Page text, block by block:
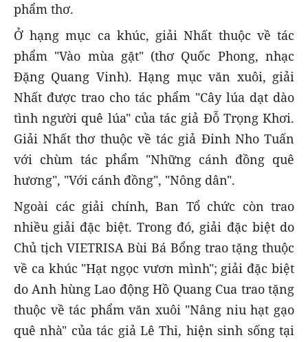
phẩm thơ.
Ở hạng mục ca khúc, giải Nhất thuộc về tác
phẩm "Vào mùa gặt" (thơ Quốc Phong, nhạc
Đặng Quang Vinh). Hạng mục văn xuôi, giải
Nhất được trao cho tác phẩm "Cây lúa dạt dào
tình người quê lúa" của tác giả Đỗ Trọng Khơi.
Giải Nhất thơ thuộc về tác giả Đinh Nho Tuấn
với chùm tác phẩm "Những cánh đồng quê
hương", "Với cánh đồng", "Nông dân".
Ngoài các giải chính, Ban Tổ chức còn trao
nhiều giải đặc biệt. Trong đó, giải đặc biệt do
Chủ tịch VIETRISA Bùi Bá Bổng trao tặng thuộc
về ca khúc "Hạt ngọc vươn mình"; giải đặc biệt
do Anh hùng Lao động Hồ Quang Cua trao tặng
thuộc về tác phẩm văn xuôi "Nâng niu hạt gạo
quê nhà" của tác giả Lê Thi, hiện sinh sống tại